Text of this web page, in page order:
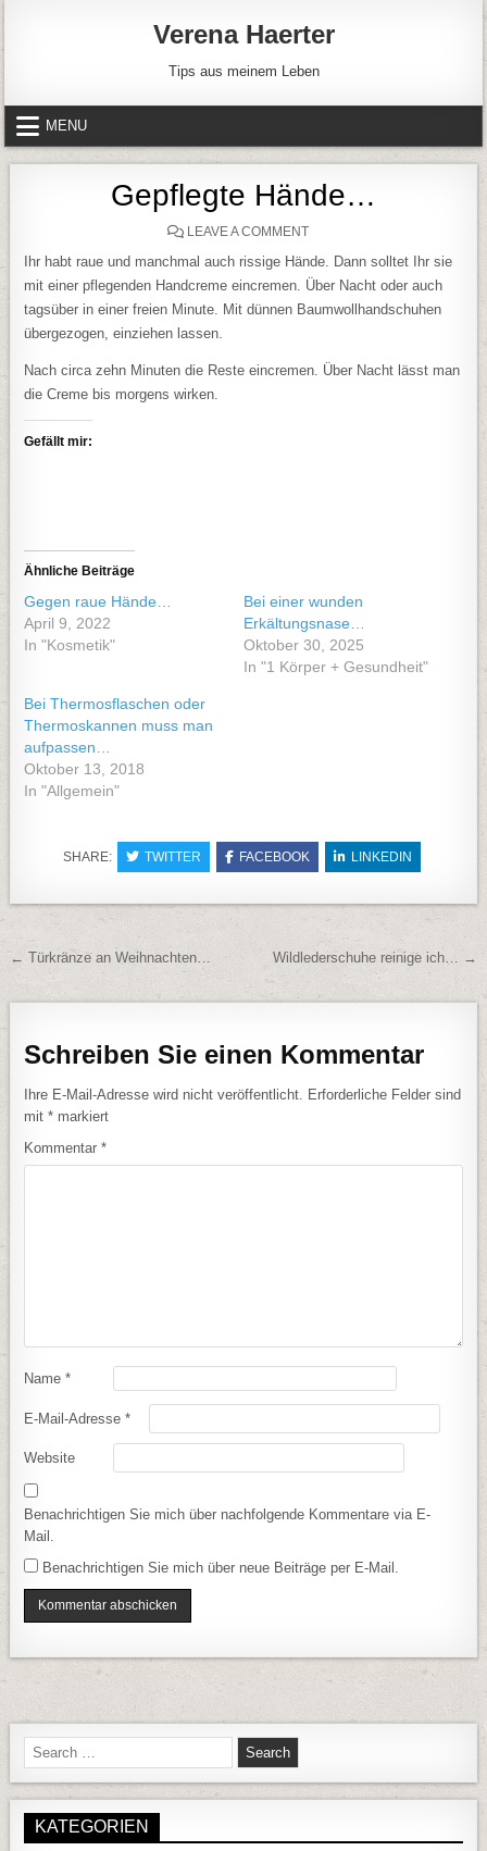
Verena Haerter
Tips aus meinem Leben
MENU
Gepflegte Hände…
LEAVE A COMMENTON GEPFLEGTE HÄNDE…
Ihr habt raue und manchmal auch rissige Hände. Dann solltet Ihr sie
mit einer pflegenden Handcreme eincremen. Über Nacht oder auch
tagsüber in einer freien Minute. Mit dünnen Baumwollhandschuhen
übergezogen, einziehen lassen.
Nach circa zehn Minuten die Reste eincremen. Über Nacht lässt man
die Creme bis morgens wirken.
Gefällt mir:
Ähnliche Beiträge
Gegen raue Hände…
April 9, 2022
In "Kosmetik"
Bei einer wunden
Erkältungsnase…
Oktober 30, 2025
In "1 Körper + Gesundheit"
Bei Thermosflaschen oder
Thermoskannen muss man
aufpassen…
Oktober 13, 2018
In "Allgemein"
SHARE: TWITTER FACEBOOK LINKEDIN
BeitragsnavigationWildlederschuhe reinige ich… →
← Türkränze an Weihnachten…
Schreiben Sie einen Kommentar
Ihre E-Mail-Adresse wird nicht veröffentlicht.
Erforderliche Felder sind
mit* markiert
Kommentar*
Name*
E-Mail-Adresse*
Website
Benachrichtigen Sie mich über nachfolgende Kommentare via E-
Mail.
Benachrichtigen Sie mich über neue Beiträge per E-Mail.
Search for:
KATEGORIEN